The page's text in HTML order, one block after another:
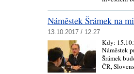
Náměstek Šrámek na
13.10.2017 / 12:27
Kdy:
Náměstek
Šrámek
ČR,